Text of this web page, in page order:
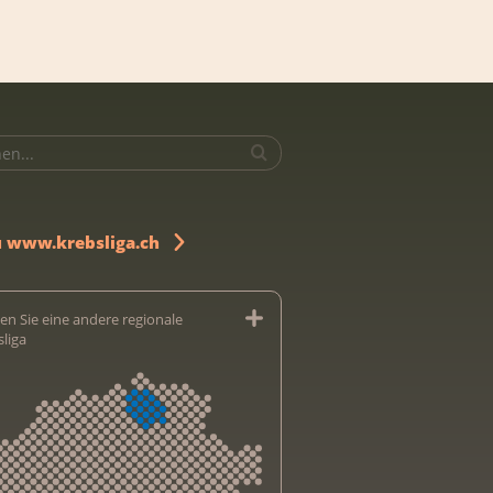
www.krebsliga.ch
Sie eine andere regionale